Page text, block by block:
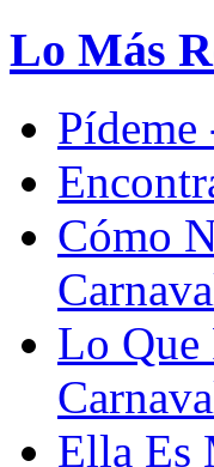
Lo Más
Cómo
Lo Que
Ella Es